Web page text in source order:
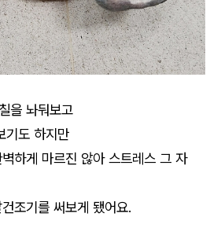
을 놔둬보고
기도 하지만
하게 마르진 않아 스트레스 그 자
조기를 써보게 됐어요.